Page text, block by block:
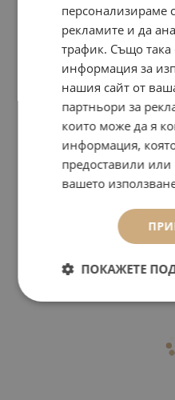
персонализираме
рекламите и да
трафик. Също така
информация за
нашия сайт от
партньори за
които може да я
информация,
предоставили или
вашето
ПОКАЖЕТЕ